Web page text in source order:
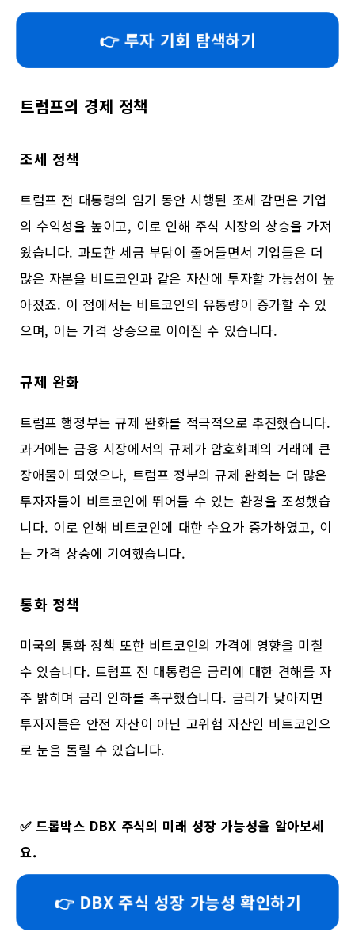
👉 투자 기회 탐색하기
트럼프의 경제 정책
조세 정책
트럼프 전 대통령의 임기 동안 시행된 조세 감면은 기업
의 수익성을 높이고, 이로 인해 주식 시장의 상승을 가져
왔습니다. 과도한 세금 부담이 줄어들면서 기업들은 더
많은 자본을 비트코인과 같은 자산에 투자할 가능성이 높
아졌죠. 이 점에서는 비트코인의 유통량이 증가할 수 있
으며, 이는 가격 상승으로 이어질 수 있습니다.
규제 완화
트럼프 행정부는 규제 완화를 적극적으로 추진했습니다.
과거에는 금융 시장에서의 규제가 암호화폐의 거래에 큰
장애물이 되었으나, 트럼프 정부의 규제 완화는 더 많은
투자자들이 비트코인에 뛰어들 수 있는 환경을 조성했습
니다. 이로 인해 비트코인에 대한 수요가 증가하였고, 이
는 가격 상승에 기여했습니다.
통화 정책
미국의 통화 정책 또한 비트코인의 가격에 영향을 미칠
수 있습니다. 트럼프 전 대통령은 금리에 대한 견해를 자
주 밝히며 금리 인하를 촉구했습니다. 금리가 낮아지면
투자자들은 안전 자산이 아닌 고위험 자산인 비트코인으
로 눈을 돌릴 수 있습니다.
✅ 드롭박스 DBX 주식의 미래 성장 가능성을 알아보세
요.
👉 DBX 주식 성장 가능성 확인하기